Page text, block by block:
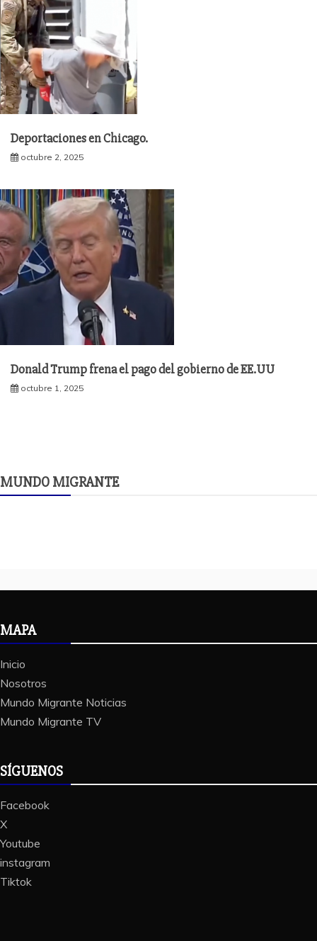
Deportaciones en Chicago.
octubre 2, 2025
Donald Trump frena el pago del gobierno de EE.UU
octubre 1, 2025
MUNDO MIGRANTE
MAPA
Inicio
Nosotros
Mundo Migrante Noticias
Mundo Migrante TV
SÍGUENOS
Facebook
X
Youtube
instagram
Tiktok